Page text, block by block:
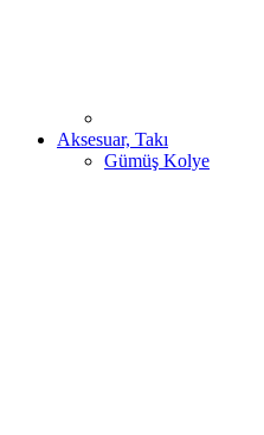
Aksesuar, Takı
Gümüş Kolye